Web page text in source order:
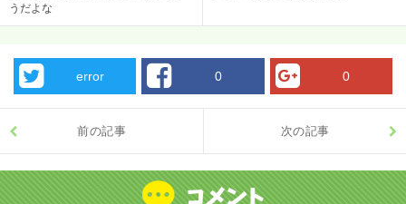
うだよな
error 0 0
前の記事 次の記事